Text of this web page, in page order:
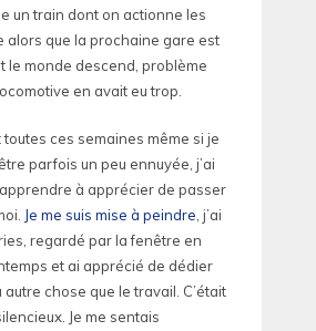
un train dont on actionne les
alors que la prochaine gare est
le monde descend, problème
en avait eu trop.
ces semaines même si je
parfois un peu ennuyée, j’ai
à apprécier de passer
Je me suis mise à peindre , j’ai
regardé par la fenêtre en
et ai apprécié de dédier
chose que le travail. C’était
Je me sentais